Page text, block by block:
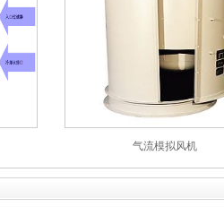
气流模拟风机